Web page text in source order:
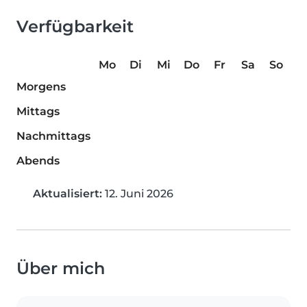
Verfügbarkeit
Mo Di Mi Do Fr Sa
So
Morgens
Mittags
Nachmittags
Abends
Aktualisiert: 12. Juni 2026
Über mich